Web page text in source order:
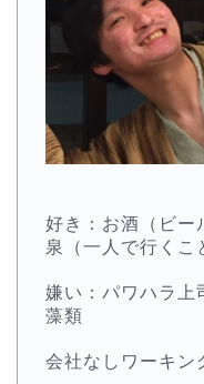
好き：お酒（ビー
泉（一人で行くこ
嫌い：パワハラ上
藻類
会社なしワーキン